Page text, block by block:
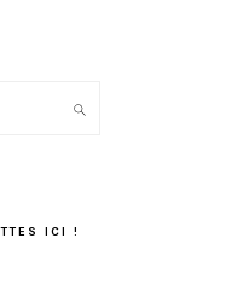
ICI !